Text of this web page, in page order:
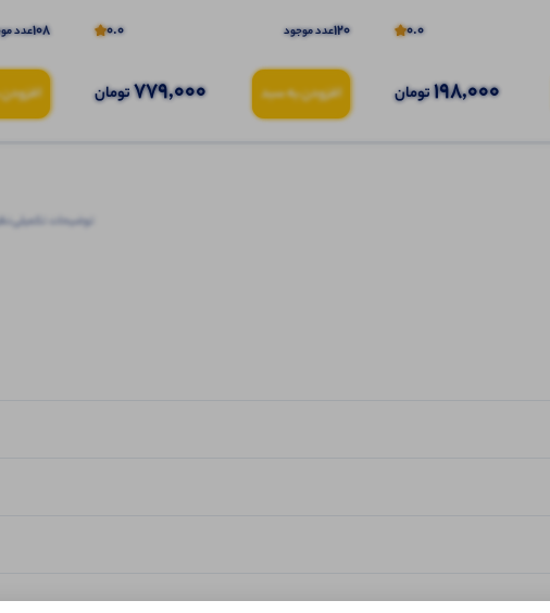
0.0
198,000تومان
120عدد موجود 0.0
افزودن به سبد 779,000تومان
108عدد
توضیحات تکمیلی